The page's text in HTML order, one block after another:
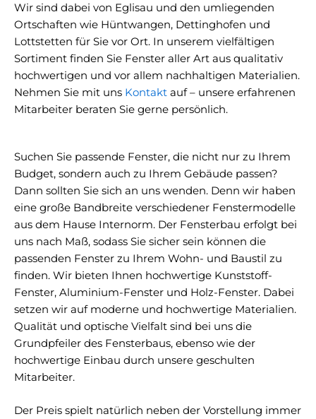
Wir sind dabei von Eglisau und den umliegenden
Ortschaften wie Hüntwangen, Dettinghofen und
Lottstetten für Sie vor Ort. In unserem vielfältigen
Sortiment finden Sie Fenster aller Art aus qualitativ
hochwertigen und vor allem nachhaltigen Materialien.
Nehmen Sie mit uns Kontakt auf – unsere erfahrenen
Mitarbeiter beraten Sie gerne persönlich.
Suchen Sie passende Fenster, die nicht nur zu Ihrem
Budget, sondern auch zu Ihrem Gebäude passen?
Dann sollten Sie sich an uns wenden. Denn wir haben
eine große Bandbreite verschiedener Fenstermodelle
aus dem Hause Internorm. Der Fensterbau erfolgt bei
uns nach Maß, sodass Sie sicher sein können die
passenden Fenster zu Ihrem Wohn- und Baustil zu
finden. Wir bieten Ihnen hochwertige Kunststoff-
Fenster, Aluminium-Fenster und Holz-Fenster. Dabei
setzen wir auf moderne und hochwertige Materialien.
Qualität und optische Vielfalt sind bei uns die
Grundpfeiler des Fensterbaus, ebenso wie der
hochwertige Einbau durch unsere geschulten
Mitarbeiter.
Der Preis spielt natürlich neben der Vorstellung immer